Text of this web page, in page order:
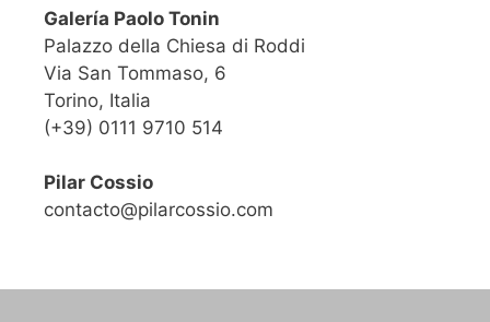
Galería Paolo Tonin
Palazzo della Chiesa di Roddi
Via San Tommaso, 6
Torino, Italia
(+39) 0111 9710 514
Pilar Cossio
contacto@pilarcossio.com